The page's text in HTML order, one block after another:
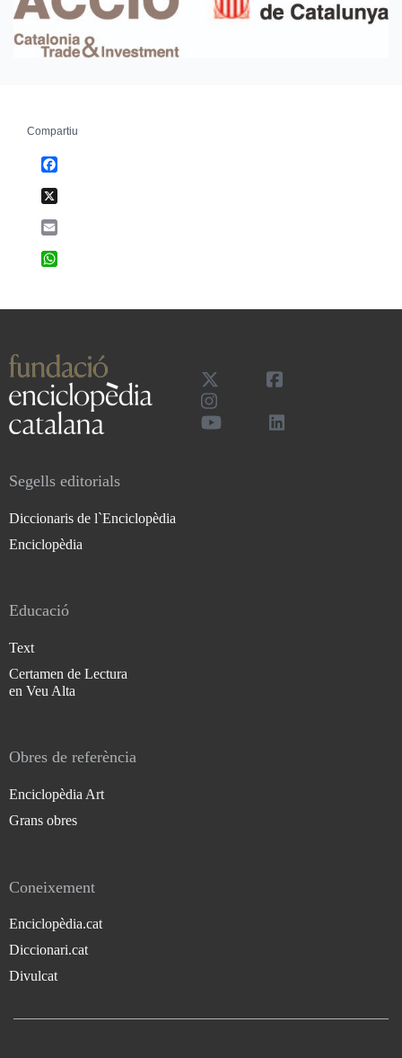
Compartiu
Segells editorials
Diccionaris de l`Enciclopèdia
Enciclopèdia
Educació
Text
Certamen de Lectura
en Veu Alta
Obres de referència
Enciclopèdia Art
Grans obres
Coneixement
Enciclopèdia.cat
Diccionari.cat
Divulcat